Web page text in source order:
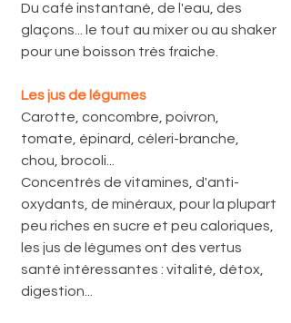
Du café instantané, de l'eau, des
glaçons... le tout au mixer ou au shaker
pour une boisson très fraiche.
Les jus de légumes
Carotte, concombre, poivron,
tomate, épinard, céleri-branche,
chou, brocoli...
Concentrés de vitamines, d'anti-
oxydants, de minéraux, pour la plupart
peu riches en sucre et peu caloriques,
les jus de légumes ont des vertus
santé intéressantes : vitalité, détox,
digestion...